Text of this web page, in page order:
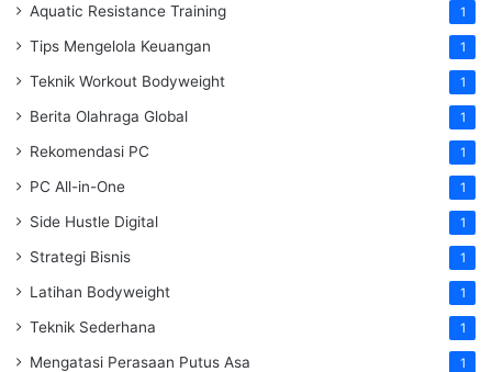
Aquatic Resistance Training 1
Tips Mengelola Keuangan 1
Teknik Workout Bodyweight 1
Berita Olahraga Global 1
Rekomendasi PC 1
PC All-in-One 1
Side Hustle Digital 1
Strategi Bisnis 1
Latihan Bodyweight 1
Teknik Sederhana 1
Mengatasi Perasaan Putus Asa 1